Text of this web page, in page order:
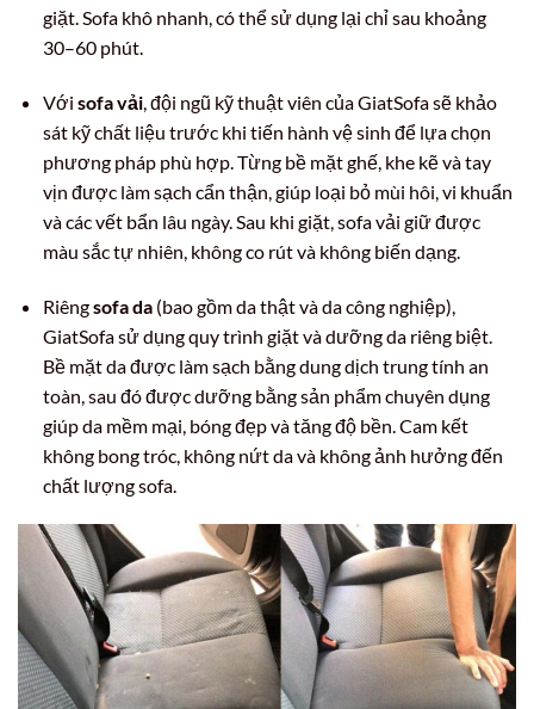
giặt. Sofa khô nhanh, có thể sử dụng lại chỉ sau khoảng
30–60 phút.
Với sofa vải, đội ngũ kỹ thuật viên của GiatSofa sẽ khảo
sát kỹ chất liệu trước khi tiến hành vệ sinh để lựa chọn
phương pháp phù hợp. Từng bề mặt ghế, khe kẽ và tay
vịn được làm sạch cẩn thận, giúp loại bỏ mùi hôi, vi khuẩn
và các vết bẩn lâu ngày. Sau khi giặt, sofa vải giữ được
màu sắc tự nhiên, không co rút và không biến dạng.
Riêngsofa da(bao gồm da thật và da công nghiệp),
GiatSofa sử dụng quy trình giặt và dưỡng da riêng biệt.
Bề mặt da được làm sạch bằng dung dịch trung tính an
toàn, sau đó được dưỡng bằng sản phẩm chuyên dụng
giúp da mềm mại, bóng đẹp và tăng độ bền. Cam kết
không bong tróc, không nứt da và không ảnh hưởng đến
chất lượng sofa.